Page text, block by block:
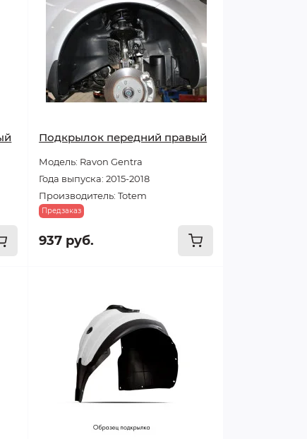
Подкрылок передний правый
Модель: Ravon Gentra
Года выпуска: 2015-2018
Производитель: Totem
Предзаказ
937 руб.